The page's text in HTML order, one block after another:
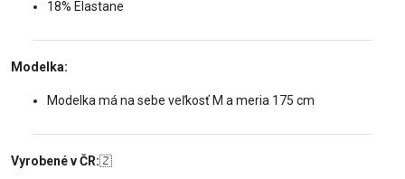
18% Elastane
Modelka:
Modelka má na sebe veľkosť M a meria 175 cm
Vyrobené v ČR:🇿